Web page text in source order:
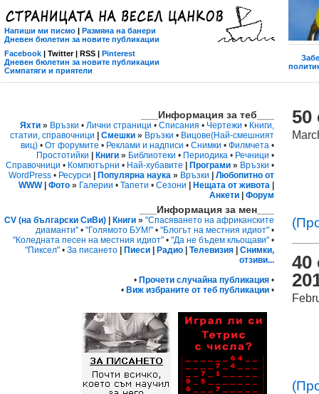
Напиши ми писмо | Размяна на банери
Дневен бюлетин за новите публикации
Facebook | Twitter | RSS | Pinterest
Дневен бюлетин за новите публикации
Симпатяги и приятели
50
40
___Информация за теб___
Яхти » Връзки • Лични страници • Списания • Чертежи • Книги,
статии, справочници
Смешки » Връзки • Вицове(Най-смешният
виц) • От форумите • Реклами и надписи • Снимки • Филмчета •
Простотийки
Книги » Библиотеки • Периодика • Речници •
Справочници • Компютърни • Най-хубавите Програми » Връзки •
WordPress • Ресурси Популярна наука » Връзки
Любопитно от
WWW| Фото » Галерии • Тапети • Сезони Нещата от живота
Анкети
Форум
___Информация за мен___
CV (на български СиВи) Книги » "Спасяването на африканските
диаманти" • "Голямото БУМ!" • "Блогът на местния идиот" •
"Коледната песен на местния идиот" • "Да не бъдем кльощави" •
"Пиксел" • За писането Пиеси Радио Телевизия
Снимки,
отзиви...
• Прочети случайна публикация •
• Виж избраните от теб публикации •